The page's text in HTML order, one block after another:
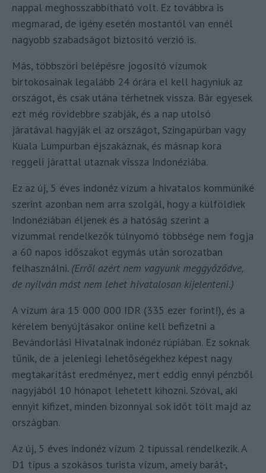
nappal meghosszabbítható volt. Ez továbbra is
megmarad, de igény esetén mostantól van ennél
nagyobb szabadságot biztosító verzió is.
Más, többszöri belépésre jogosító vízumok
birtokosainak legalább 24 órára el kell hagyniuk az
országot, és csak utána térhetnek vissza. Bár egyesek
ezt még rövidebbre szabják, és a nap utolsó
járatával hagyják el az országot, Szingapúrban vagy
Kuala Lumpurban éjszakáznak, és másnap kora
reggeli járattal utaznak vissza Indonéziába.
Ez az új, 5 éves indonéz vízum a hivatalos kommüniké
szerint azonban nem arra szolgál, hogy a külföldiek
Indonéziában éljenek és a hatóság szerint a
vízummal rendelkezők túlnyomó többsége nem fogja
a 60 napos időszakot egymás után sorozatban
felhasználni. (Erről azért nem vagyunk meggyőződve,
de nyilván mást nem lehet hivatalosan kijelenteni.)
A vízum ára 15 000 000 IDR (335 ezer forint!), és a
kérelem benyújtásakor online kell befizetni a
Bevándorlási Hivatalnak indonéz rúpiában. Ez soknak
tűnik, de a jelenlegi lehetőségekhez képest nagy
megtakarítást eredményez, mert eddig ennyi pénzből
nagyjából 10 hónapot lehetett kihozni. Szóval, aki
ennyit kifizet, minden bizonnyal sok időt tölt majd az
országban.
Az új, 5 éves indonéz vízum 2 típussal rendelkezik. A
D1 típus a szokásos turista vízum, amely barát-,